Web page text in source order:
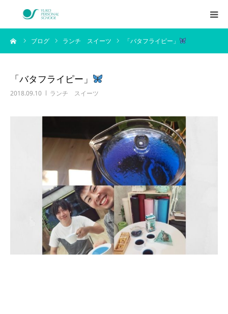
ブログ ランチ スイーツ 「バタフライピー」
「バタフライピー」
2018.09.10 ランチ スイーツ
西村侑剛プロフィール
アイテム
お客様の声
ブログ
アクセス